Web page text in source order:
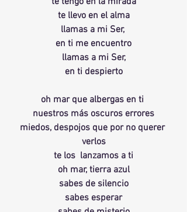
te llevo en el alma
llamas a mi Ser,
en ti me encuentro
llamas a mi Ser,
en ti despierto
oh mar que albergas en ti
nuestros más oscuros errores
miedos, despojos que por no querer
verlos
te los  lanzamos a ti
oh mar, tierra azul
sabes de silencio
sabes esperar